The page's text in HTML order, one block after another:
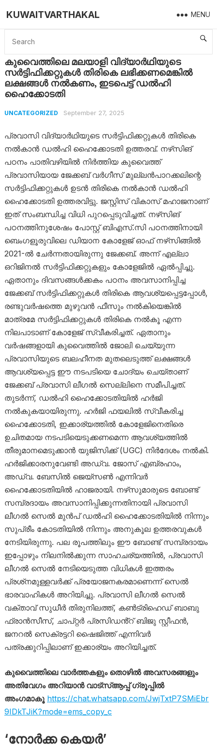
KUWAITVARTHAKAL MENU
Home Uncategorized കുവൈത്തിലെ മലയാളി വിദ്യാര്‍ഥിയുടെ സര്‍ട്ടിഫിക്കറ്റുകള്‍ തിരികെ ലഭിക്കണമെങ്കില്‍ ലക്ഷങ്ങള്‍ നല്‍കണം, ഇടപെട്ട് ഡല്‍ഹി ഹൈക്കോടതി
കുവൈത്തിലെ മലയാളി വിദ്യാര്‍ഥിയുടെ
സര്‍ട്ടിഫിക്കറ്റുകള്‍ തിരികെ ലഭിക്കണമെങ്കില്‍
ലക്ഷങ്ങള്‍ നല്‍കണം, ഇടപെട്ട് ഡല്‍ഹി
ഹൈക്കോടതി
UNCATEGORIZED September 27, 2025
പ്രവാസി വിദ്യാർഥിയുടെ സർട്ടിഫിക്കറ്റുകൾ തിരികെ
നൽകാൻ ഡല്‍ഹി ഹൈക്കോടതി ഉത്തരവ്. നഴ്‌സിങ്
പഠനം പാതിവഴിയിൽ നിർത്തിയ കുവൈത്ത്
പ്രവാസിയായ ജേക്കബ് വർഗീസ് മുല്ലൻപാറക്കലിന്റെ
സർട്ടിഫിക്കറ്റുകൾ ഉടൻ തിരികെ നൽകാൻ ഡൽഹി
ഹൈക്കോടതി ഉത്തരവിട്ടു. ജസ്റ്റിസ് വികാസ് മഹാജനാണ്
ഇത് സംബന്ധിച്ച വിധി പുറപ്പെടുവിച്ചത്. നഴ്‌സിങ്
പഠനത്തിനുശേഷം പോസ്റ്റ് ബിഎസ്.സി പഠനത്തിനായി
ബെംഗളൂരുവിലെ ഡിയാന കോളേജ് ഓഫ് നഴ്‌സിങ്ങിൽ
2021-ൽ ചേർന്നതായിരുന്നു ജേക്കബ്. അന്ന് എല്ലാ
ഒറിജിനൽ സർട്ടിഫിക്കറ്റുകളും കോളേജിൽ ഏൽപ്പിച്ചു.
ഏതാനും ദിവസങ്ങൾക്കകം പഠനം അവസാനിപ്പിച്ച
ജേക്കബ് സർട്ടിഫിക്കറ്റുകൾ തിരികെ ആവശ്യപ്പെട്ടപ്പോൾ,
രണ്ടുവർഷത്തെ മുഴുവൻ ഫീസും നൽകിയെങ്കിൽ
മാത്രമേ സർട്ടിഫിക്കറ്റുകൾ തിരികെ നൽകൂ എന്ന
നിലപാടാണ് കോളേജ് സ്വീകരിച്ചത്. ഏതാനും
വർഷങ്ങളായി കുവൈത്തിൽ ജോലി ചെയ്യുന്ന
പ്രവാസിയുടെ ബലഹീനത മുതലെടുത്ത് ലക്ഷങ്ങൾ
ആവശ്യപ്പെട്ട ഈ നടപടിയെ ചോദ്യം ചെയ്താണ്
ജേക്കബ് പ്രവാസി ലീഗൽ സെല്ലിനെ സമീപിച്ചത്.
തുടർന്ന്, ഡൽഹി ഹൈക്കോടതിയിൽ ഹർജി
നൽകുകയായിരുന്നു. ഹർജി ഫയലിൽ സ്വീകരിച്ച
ഹൈക്കോടതി, ഇക്കാര്യത്തിൽ കോളേജിനെതിരെ
ഉചിതമായ നടപടിയെടുക്കണമെന്ന ആവശ്യത്തിൽ
തീരുമാനമെടുക്കാൻ യുജിസിക്ക് (UGC) നിർദേശം നൽകി.
ഹർജിക്കാരനുവേണ്ടി അഡ്വ. ജോസ് എബ്രഹാം,
അഡ്വ. ബേസിൽ ജെയ്‌സൺ എന്നിവർ
ഹൈക്കോടതിയിൽ ഹാജരായി. നഴ്‌സുമാരുടെ ബോണ്ട്
സമ്പ്രദായം അവസാനിപ്പിക്കുന്നതിനായി പ്രവാസി
ലീഗൽ സെൽ മുൻപ് ഡൽഹി ഹൈക്കോടതിയിൽ നിന്നും
സുപ്രീം കോടതിയിൽ നിന്നും അനുകൂല ഉത്തരവുകൾ
നേടിയിരുന്നു. പല രൂപത്തിലും ഈ ബോണ്ട് സമ്പ്രദായം
ഇപ്പോഴും നിലനിൽക്കുന്ന സാഹചര്യത്തിൽ, പ്രവാസി
ലീഗൽ സെൽ നേടിയെടുത്ത വിധികൾ ഇത്തരം
പ്രശ്‌നമുള്ളവർക്ക് പ്രയോജനകരമാണെന്ന് സെൽ
ഭാരവാഹികൾ അറിയിച്ചു. പ്രവാസി ലീഗൽ സെൽ
വക്താവ് സുധീർ തിരുനിലത്ത്, കൺട്രിഹെഡ് ബാബു
ഫ്രാൻസീസ്, ചാപ്റ്റർ പ്രസിഡൻ്റ് ബിജു സ്റ്റീഫൻ,
ജനറൽ സെക്രട്ടറി ഷൈജിത്ത് എന്നിവർ
പത്രക്കുറിപ്പിലാണ് ഇക്കാര്യം അറിയിച്ചത്.
കുവൈത്തിലെ വാർത്തകളും തൊഴിൽ അവസരങ്ങളും
അതിവേഗം അറിയാൻ വാട്സ്ആപ്പ് ഗ്രൂപ്പിൽ
അംഗമാകൂ https://chat.whatsapp.com/JwjTxtP7SMiEbr
9IDkTJiK?mode=ems_copy_c
‘നോർക്ക കെയർ’